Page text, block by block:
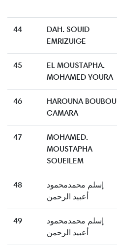
44
DAH. SOUID
EMRIZUIGE
45
EL MOUSTAPHA.
MOHAMED YOURA
46
HAROUNA BOUBOU
CAMARA
47
MOHAMED.
MOUSTAPHA
SOUEILEM
48
إسلم محمدمحمود
أعبيد الرحمن
49
إسلم محمدمحمود
أعبيد الرحمن